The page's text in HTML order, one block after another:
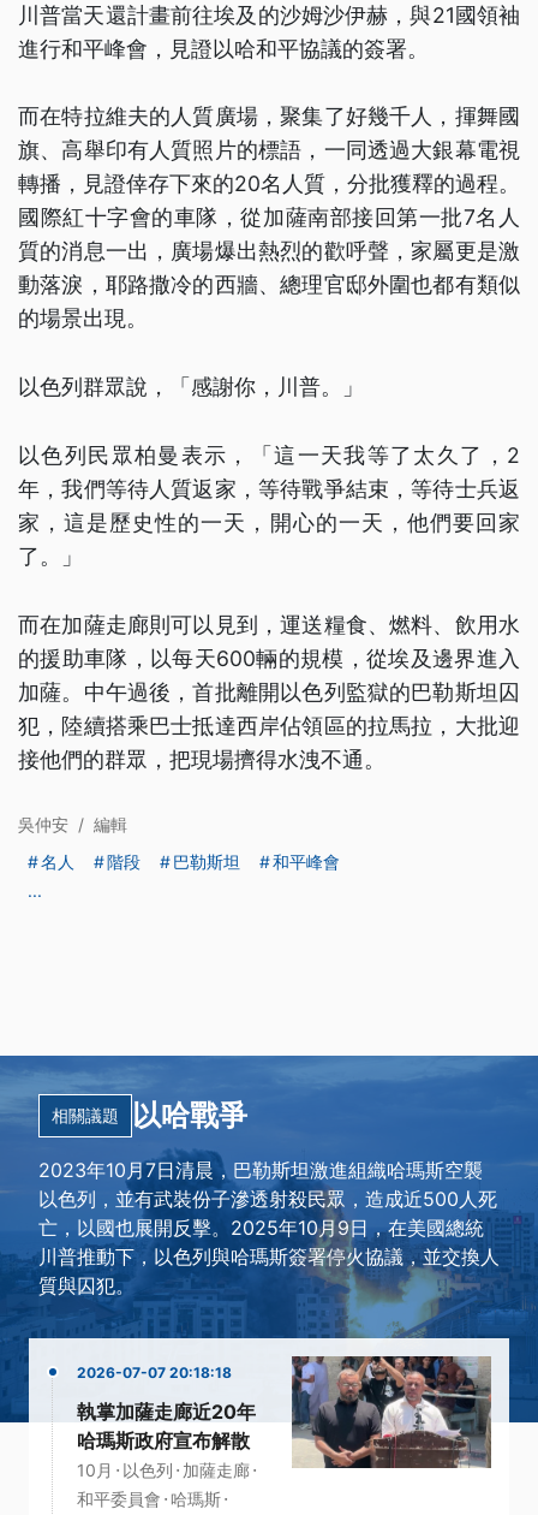
川普當天還計畫前往埃及的沙姆沙伊赫，與21國領袖
進行和平峰會，見證以哈和平協議的簽署。
而在特拉維夫的人質廣場，聚集了好幾千人，揮舞國
旗、高舉印有人質照片的標語，一同透過大銀幕電視
轉播，見證倖存下來的20名人質，分批獲釋的過程。
國際紅十字會的車隊，從加薩南部接回第一批7名人
質的消息一出，廣場爆出熱烈的歡呼聲，家屬更是激
動落淚，耶路撒冷的西牆、總理官邸外圍也都有類似
的場景出現。
以色列群眾說，「感謝你，川普。」
以色列民眾柏曼表示，「這一天我等了太久了，2
年，我們等待人質返家，等待戰爭結束，等待士兵返
家，這是歷史性的一天，開心的一天，他們要回家
了。」
而在加薩走廊則可以見到，運送糧食、燃料、飲用水
的援助車隊，以每天600輛的規模，從埃及邊界進入
加薩。中午過後，首批離開以色列監獄的巴勒斯坦囚
犯，陸續搭乘巴士抵達西岸佔領區的拉馬拉，大批迎
接他們的群眾，把現場擠得水洩不通。
吳仲安 / 編輯
名人
階段 巴勒斯坦
和平峰會
...
相關議題 以哈戰爭
2023年10月7日清晨，巴勒斯坦激進組織哈瑪斯空襲
以色列，並有武裝份子滲透射殺民眾，造成近500人死
亡，以國也展開反擊。2025年10月9日，在美國總統
川普推動下，以色列與哈瑪斯簽署停火協議，並交換人
質與囚犯。
2026-07-07 20:18:18
執掌加薩走廊近20年
哈瑪斯政府宣布解散
10月 · 以色列 · 加薩走廊·
和平委員會 · 哈瑪斯·